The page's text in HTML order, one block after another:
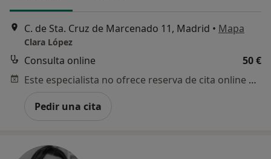
C. de Sta. Cruz de Marcenado 11, Madrid • Mapa
Clara López
Consulta online
50 €
Este especialista no ofrece reserva de cita online en esta dirección.
Pedir una cita